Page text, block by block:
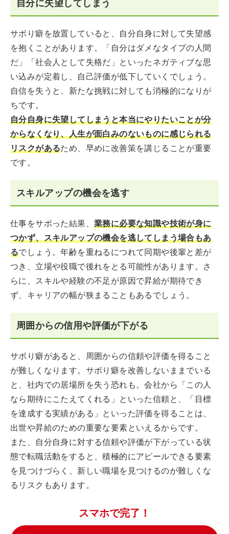
自分に失望してしまう
サボり癖を放置していると、自分自身に対して失望感
を抱くことがあります。「自分はダメなタイプの人間
だ」「社会人として失格だ」といったネガティブな思
い込みが定着し、自己評価が低下していくでしょう。
自信を失うと、新たな挑戦に対しても消極的になりが
ちです。
自分自身に失望してしまうと本当にやりたいことが分
からなくなり、人生が面白みのないものに感じられる
リスクがあるため、早めに改善策を講じることが重要
です。
スキルアップの機会を逃す
仕事をサボった結果、 業務に必要な知識や技術が身に
つかず、スキルアップの機会を逃してしまう場合もあ
るでしょう。年齢を重ねるにつれて同期や後輩と差が
つき、立場や役職で後れをとる可能性があります。さ
らに、スキルや経験の不足が原因で昇給が期待でき
ず、キャリアの幅が狭まることもあるでしょう。
周囲からの信用や評価が下がる
サボり癖があると、周囲からの信頼や評価を得ること
が難しくなります。サボり癖を改善しないままでいる
と、社内での居場所を失う恐れも。会社から「この人
なら期待にこたえてくれる」といった信頼と、「目標
を達成する実績がある」といった評価を得ることは、
出世や昇給のための重要な要素といえるからです。
また、自分自身に対する信頼や評価が下がっている状
態で転職活動をすると、積極的にアピールできる要素
を見つけづらく、新しい職場を見つけるのが難しくな
るリスクもあります。
スマホで完了！